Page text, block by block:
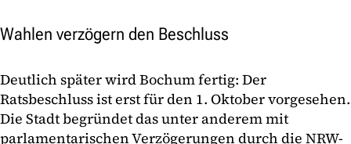
Wahlen verzögern den Beschluss
Deutlich später wird Bochum fertig: Der
Ratsbeschluss ist erst für den 1. Oktober vorgesehen.
Die Stadt begründet das unter anderem mit
parlamentarischen Verzögerungen durch die NRW-